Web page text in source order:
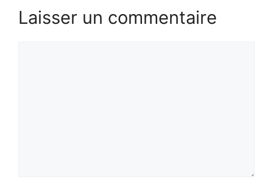
Laisser un commentaire